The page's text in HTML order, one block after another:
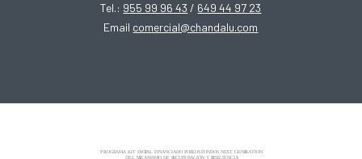
Tel.: 955 99 96 43 / 649 44 97 23
Email comercial@chandalu.com